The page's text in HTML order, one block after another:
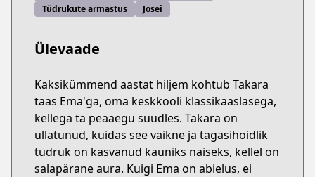
Tüdrukute armastus
Josei
Ülevaade
Kaksikümmend aastat hiljem kohtub Takara
taas Ema'ga, oma keskkooli klassikaaslasega,
kellega ta peaaegu suudles. Takara on
üllatunud, kuidas see vaikne ja tagasihoidlik
tüdruk on kasvanud kauniks naiseks, kellel on
salapärane aura. Kuigi Ema on abielus, ei